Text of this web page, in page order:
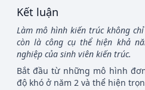
Kết luận
Làm mô hình kiến trúc không
còn là công cụ thể hiện khả
nghiệp của sinh viên kiến trúc.
Bắt đầu từ những mô hình
độ khó ở năm 2 và thể hiện